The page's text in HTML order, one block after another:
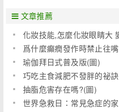
文章推薦
化妝技能,怎麼化妝眼睛大
爲什麼癲癇發作時禁止往
瑜伽拜日式普及版(圖)
巧吃主食減肥不發胖的祕訣
抽脂危害存在嗎?(圖)
世界急救日：常見急症的